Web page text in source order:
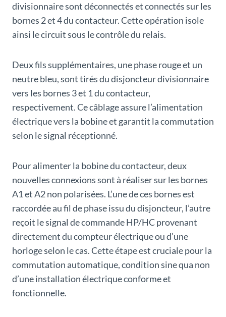
divisionnaire sont déconnectés et connectés sur les
bornes 2 et 4 du contacteur. Cette opération isole
ainsi le circuit sous le contrôle du relais.
Deux fils supplémentaires, une phase rouge et un
neutre bleu, sont tirés du disjoncteur divisionnaire
vers les bornes 3 et 1 du contacteur,
respectivement. Ce câblage assure l’alimentation
électrique vers la bobine et garantit la commutation
selon le signal réceptionné.
Pour alimenter la bobine du contacteur, deux
nouvelles connexions sont à réaliser sur les bornes
A1 et A2 non polarisées. L’une de ces bornes est
raccordée au fil de phase issu du disjoncteur, l’autre
reçoit le signal de commande HP/HC provenant
directement du compteur électrique ou d’une
horloge selon le cas. Cette étape est cruciale pour la
commutation automatique, condition sine qua non
d’une installation électrique conforme et
fonctionnelle.